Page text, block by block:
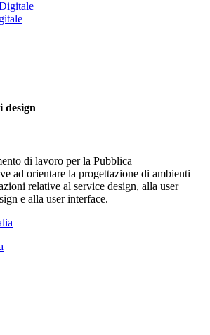
design
di lavoro per la Pubblica
ad orientare la progettazione di ambienti
relative al service design, alla user
e alla user interface.